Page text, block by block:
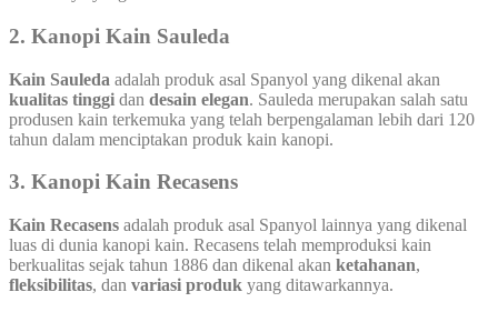
2. Kanopi Kain Sauleda
Kain Sauleda adalah produk asal Spanyol yang dikenal akan
kualitas tinggi dan desain elegan. Sauleda merupakan salah satu
produsen kain terkemuka yang telah berpengalaman lebih dari 120
tahun dalam menciptakan produk kain kanopi.
3. Kanopi Kain Recasens
Kain Recasens adalah produk asal Spanyol lainnya yang dikenal
luas di dunia kanopi kain. Recasens telah memproduksi kain
berkualitas sejak tahun 1886 dan dikenal akan ketahanan,
fleksibilitas, dan variasi produk yang ditawarkannya.